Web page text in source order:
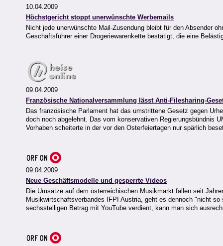
10.04.2009
Höchstgericht stoppt unerwünschte Werbemails
Nicht jede unerwünschte Mail-Zusendung bleibt für den Absender
Geschäftsführer einer Drogeriewarenkette bestätigt, die eine
09.04.2009
Französische Nationalversammlung lässt Anti-Filesharing-
Das französische Parlament hat das umstrittene Gesetz gegen
doch noch abgelehnt. Das vom konservativen Regierungsbündnis
Vorhaben scheiterte in der vor den Osterfeiertagen nur spärlich
09.04.2009
Neue Geschäftsmodelle und gesperrte Videos
Die Umsätze auf dem österreichischen Musikmarkt fallen seit
Musikwirtschaftsverbandes IFPI Austria, geht es dennoch "nicht
sechsstelligen Betrag mit YouTube verdient, kann man sich